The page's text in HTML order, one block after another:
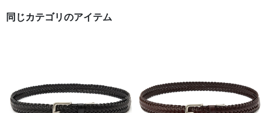
同じカテゴリのアイテム
前の画像 次の